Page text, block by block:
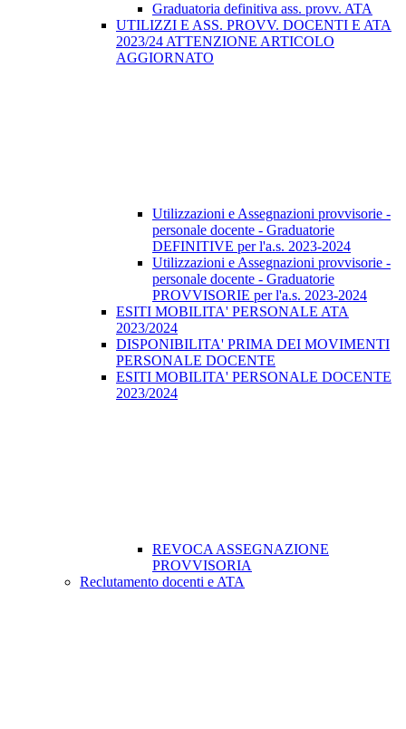
Graduatoria definitiva ass. provv. ATA
UTILIZZI E ASS. PROVV. DOCENTI E ATA
2023/24 ATTENZIONE ARTICOLO
AGGIORNATO
Utilizzazioni e Assegnazioni provvisorie -
personale docente - Graduatorie
DEFINITIVE per l'a.s. 2023-2024
Utilizzazioni e Assegnazioni provvisorie -
personale docente - Graduatorie
PROVVISORIE per l'a.s. 2023-2024
ESITI MOBILITA' PERSONALE ATA
2023/2024
DISPONIBILITA' PRIMA DEI MOVIMENTI
PERSONALE DOCENTE
ESITI MOBILITA' PERSONALE DOCENTE
2023/2024
REVOCA ASSEGNAZIONE
PROVVISORIA
Reclutamento docenti e ATA